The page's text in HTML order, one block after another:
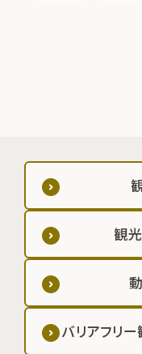
観
バリアフリ